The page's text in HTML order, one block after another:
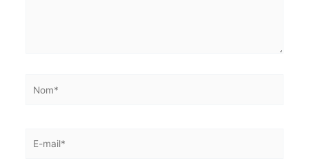
mail*